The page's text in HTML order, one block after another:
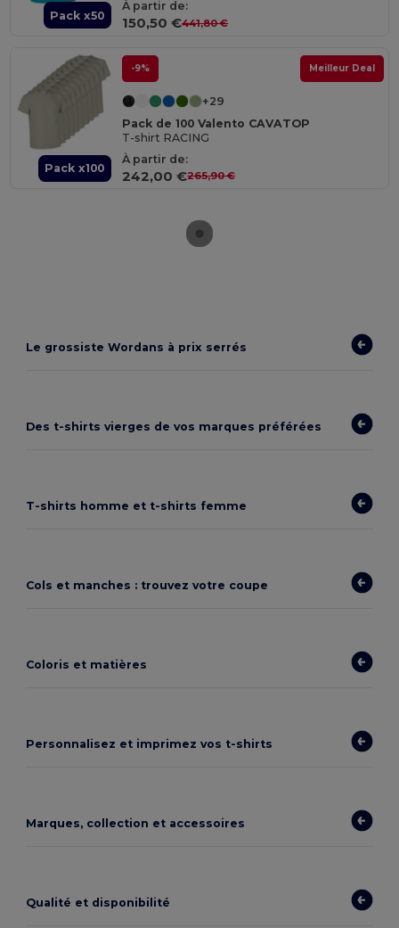
Pack x50
À partir de:
150,50 €441,80 €
Pack x100
-9% Meilleur Deal
+29
Pack de 100 Valento CAVATOP
T-shirt RACING
À partir de:
242,00 €265,90 €
Le grossiste Wordans à prix serrés
Des t-shirts vierges de vos marques préférées
T-shirts homme et t-shirts femme
Cols et manches : trouvez votre coupe
Coloris et matières
Personnalisez et imprimez vos t-shirts
Marques, collection et accessoires
Qualité et disponibilité